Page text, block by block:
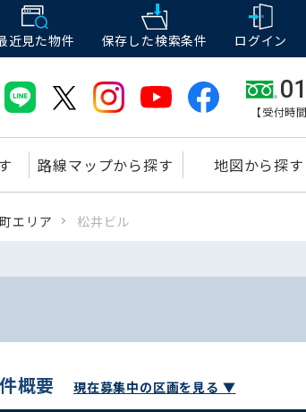
近見た物件 保存した検索条件 ログイン
【受付時
路線マップから探す 地図から探す
エリア 松井ビル
概要 現在募集中の区画を見る ▼